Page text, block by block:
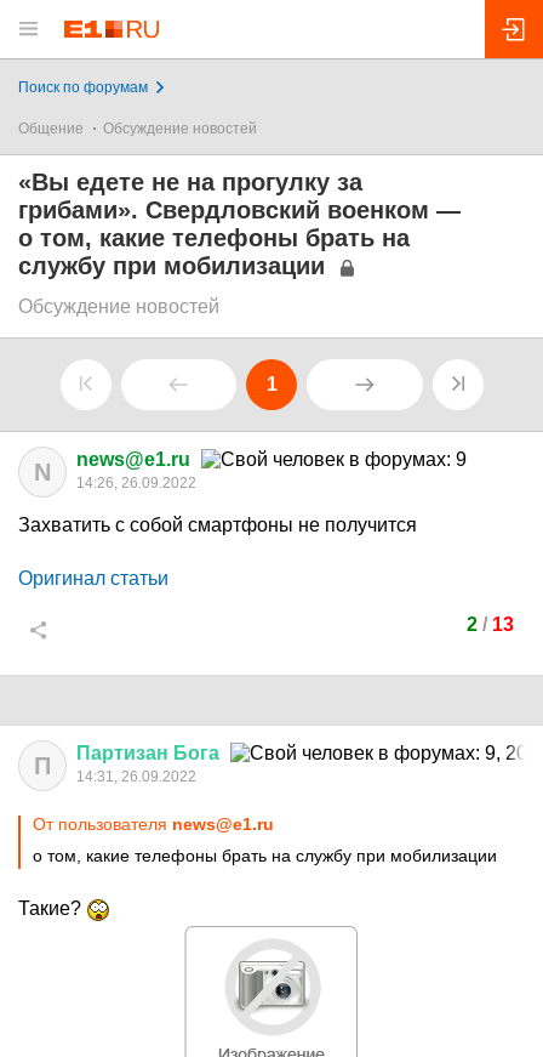
Поиск по форумам
Общение Обсуждение новостей
«Вы едете не на прогулку за
грибами». Свердловский военком —
о том, какие телефоны брать на
службу при мобилизации
Обсуждение новостей
1
N news@e1.ru
14:26, 26.09.2022
Захватить с собой смартфоны не получится
Оригинал статьи
2 / 13
П Партизан Бога
14:31, 26.09.2022
От пользователя news@e1.ru
о том, какие телефоны брать на службу при мобилизации
Такие?